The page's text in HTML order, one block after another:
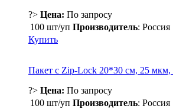
?> Цена: По запросу
100 шт/уп Производитель: Россия
Купить
Пакет с Zip-Lock 20*30 см, 25 мкм,
?> Цена: По запросу
100 шт/уп Производитель: Россия